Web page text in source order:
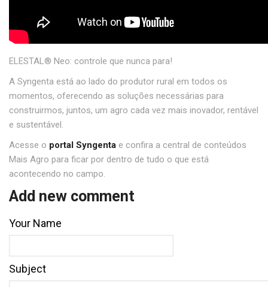
ELESTAL® Neo: controle que nunca para!
A Syngenta está ao lado do produtor rural em todos os
momentos, oferecendo as soluções necessárias para
construirmos, juntos, um agro cada vez mais inovador, rentável
e sustentável.
Acesse o portal Syngenta e confira a central de conteúdos
Mais Agro para ficar por dentro de tudo o que está
acontecendo no campo.
Add new comment
Your Name
Subject